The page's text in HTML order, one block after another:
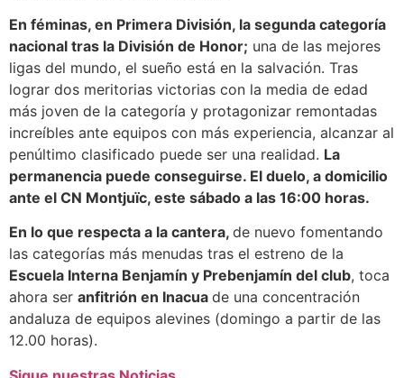
En féminas, en Primera División, la segunda categoría
nacional tras la División de Honor; una de las mejores
ligas del mundo, el sueño está en la salvación. Tras
lograr dos meritorias victorias con la media de edad
más joven de la categoría y protagonizar remontadas
increíbles ante equipos con más experiencia, alcanzar al
penúltimo clasificado puede ser una realidad. La
permanencia puede conseguirse. El duelo, a domicilio
ante el CN Montjuïc, este sábado a las 16:00 horas.
En lo que respecta a la cantera, de nuevo fomentando
las categorías más menudas tras el estreno de la
Escuela Interna Benjamín y Prebenjamín del club, toca
ahora ser anfitrión en Inacua de una concentración
andaluza de equipos alevines (domingo a partir de las
12.00 horas).